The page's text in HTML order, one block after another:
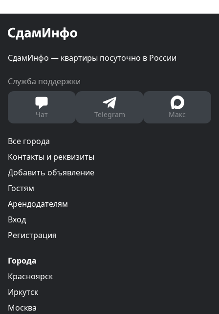
СдамИнфо — квартиры посуточно в России
Служба поддержки
Чат Telegram Макс
Все города
Контакты и реквизиты
Добавить объявление
Гостям
Арендодателям
Вход
Регистрация
Города
Красноярск
Иркутск
Москва